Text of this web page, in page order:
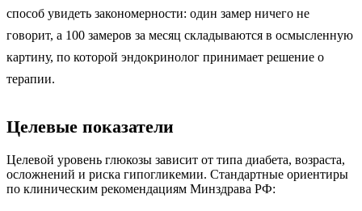
способ увидеть закономерности: один замер ничего не
говорит, а 100 замеров за месяц складываются в осмысленную
картину, по которой эндокринолог принимает решение о
терапии.
Целевые показатели
Целевой уровень глюкозы зависит от типа диабета, возраста,
осложнений и риска гипогликемии. Стандартные ориентиры
по клиническим рекомендациям Минздрава РФ: